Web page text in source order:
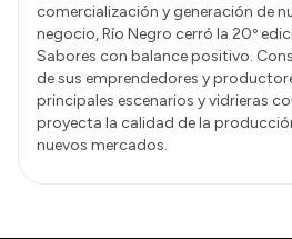
comercialización y generación de
negocio, Río Negro cerró la 20º
Sabores con balance positivo.
de sus emprendedores y
principales escenarios y vidrieras
proyecta la calidad de la
nuevos mercados.